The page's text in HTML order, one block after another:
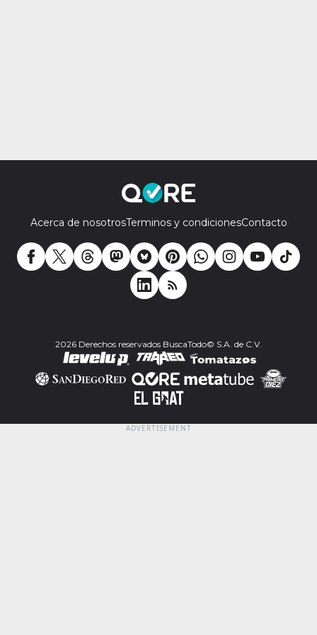
Acerca de nosotrosTerminos y condicionesContacto
2026 Derechos reservados BuscaTodo© S.A. de C.V.